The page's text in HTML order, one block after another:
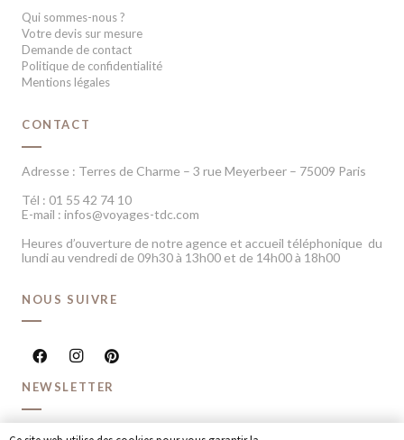
Qui sommes-nous ?
Votre devis sur mesure
Demande de contact
Politique de confidentialité
Mentions légales
CONTACT
Adresse : Terres de Charme – 3 rue Meyerbeer – 75009 Paris
Tél : 01 55 42 74 10
E-mail : infos@voyages-tdc.com
Heures d’ouverture de notre agence et accueil téléphonique du
lundi au vendredi de 09h30 à 13h00 et de 14h00 à 18h00
NOUS SUIVRE
NEWSLETTER
Recevoir chaque mois nos dernières inspirations voyage et